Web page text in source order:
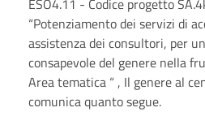
“Potenziamento dei servizi di
assistenza dei consultori, per
consapevole del genere nella
Area tematica “ , Il genere al
comunica quanto segue.